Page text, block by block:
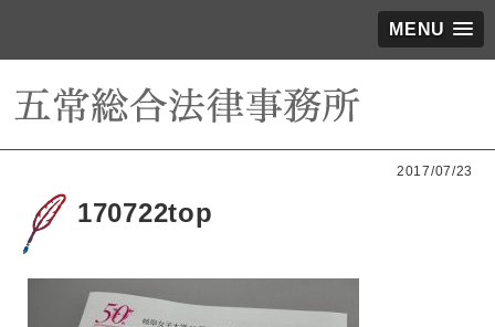
MENU
2017/07/23
170722top